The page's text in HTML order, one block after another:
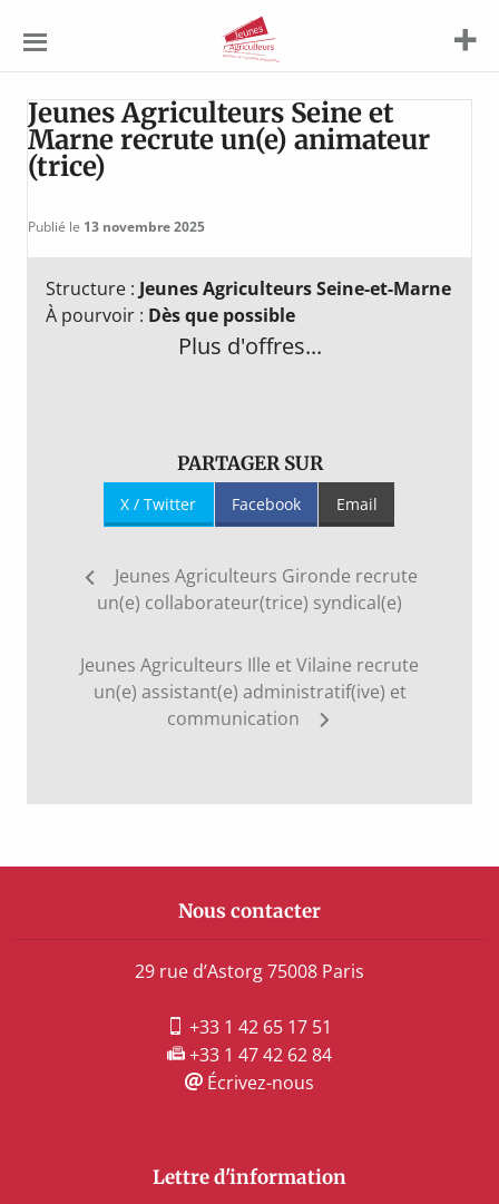
Agriculteurs
Jeunes Agriculteurs Seine et
Marne recrute un(e) animateur
(trice)
Publié le 13 novembre 2025
Structure : Jeunes Agriculteurs Seine-et-Marne
À pourvoir : Dès que possible
Plus d'offres...
PARTAGER SUR
X / Twitter Facebook Email
Navigation
Jeunes Agriculteurs Gironde recrute
un(e) collaborateur(trice) syndical(e)
Jeunes Agriculteurs Ille et Vilaine recrute
un(e) assistant(e) administratif(ive) et
communication
Nous contacter
29 rue d’Astorg 75008 Paris
+33 1 42 65 17 51
+33 1 47 42 62 84
Écrivez-nous
Lettre d'information